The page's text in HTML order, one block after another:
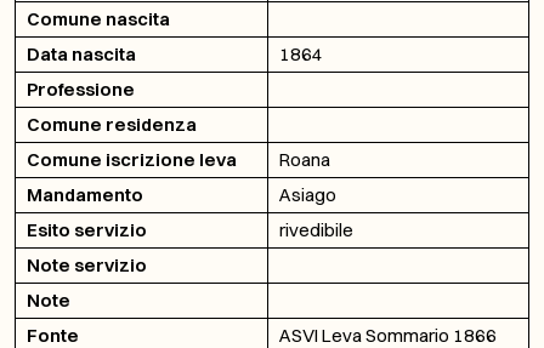
Comune nascita
Data nascita
1864
Professione
Comune residenza
Comune iscrizione leva
Roana
Mandamento
Asiago
Esito servizio
rivedibile
Note servizio
Note
Fonte
ASVI Leva Sommario 1866